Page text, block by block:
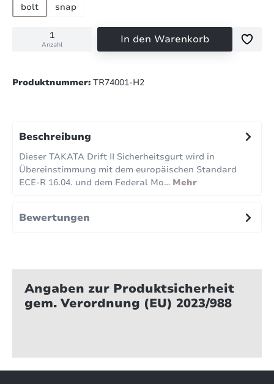
bolt snap
Anzahl In den Warenkorb
Produktnummer: TR74001-H2
Beschreibung
Dieser TAKATA Drift II Sicherheitsgurt wird in
Übereinstimmung mit dem europäischen Standard
ECE-R 16.04. und dem Federal Mo… Mehr
Bewertungen
Angaben zur Produktsicherheit
gem. Verordnung (EU) 2023/988